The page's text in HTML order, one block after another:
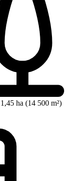
ha (14 500 m²)